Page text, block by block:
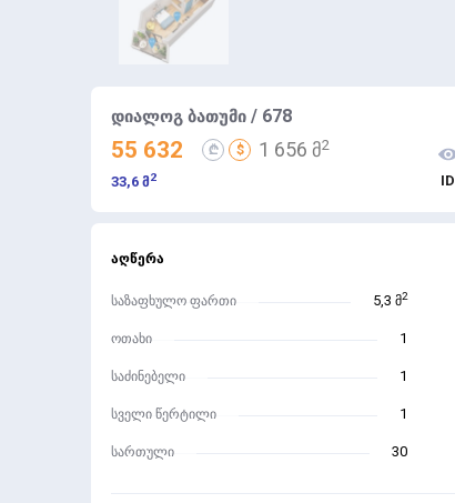
დიალოგ ბათუმი / 678
55 632 ₾ $ 1 656 მ2
33,6 მ 2
ID
აღწერა
საზაფხულო ფართი 5,3 მ2
ოთახი 1
საძინებელი 1
სველი წერტილი 1
სართული 30